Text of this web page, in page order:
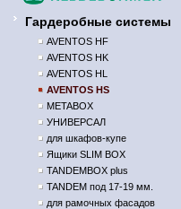
Гардеробные системы
AVENTOS HF
AVENTOS HK
AVENTOS HL
AVENTOS HS
METABOX
УНИВЕРСАЛ
для шкафов-купе
Ящики SLIM BOX
TANDEMBOX plus
TANDEM под 17-19 мм.
для рамочных фасадов